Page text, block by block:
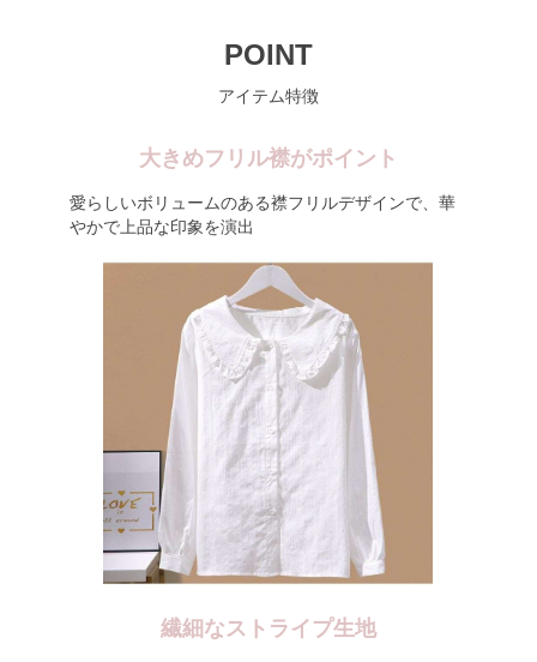
POINT
アイテム特徴
大きめフリル襟がポイント
愛らしいボリュームのある襟フリルデザインで、華
やかで上品な印象を演出
繊細なストライプ生地